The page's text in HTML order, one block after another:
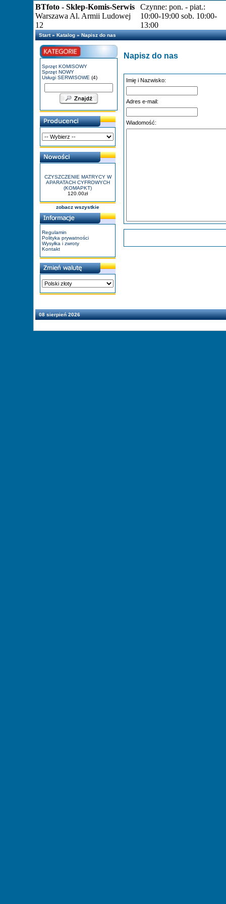
BTfoto - Sklep-Komis-Serwis
Warszawa Al. Armii Ludowej
12
Czynne: pon. - piat.:
10:00-19:00 sob. 10:00-
13:00
Start»Katalog»Napisz do nas
Sprzęt KOMISOWY
Sprzęt NOWY
Usługi SERWISOWE (4)
CZYSZCZENIE MATRYCY W
APARATACH CYFROWYCH
(KOMAPKT)
120.00zł
zobacz wszystkie
Regulamin
Polityka prywatności
Wysyłka i zwroty
Kontakt
Napisz do nas
Imię i Nazwisko:
Adres e-mail:
Wiadomość:
08 sierpień 2026